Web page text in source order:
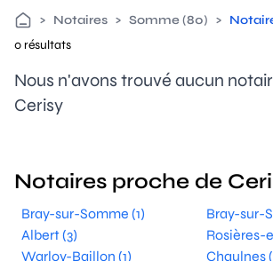
> Notaires > Somme (80) >
0 résultats
Nous n'avons trouvé aucun
Cerisy
Notaires proche de
Bray-sur-Somme (1)
Bray-sur-
Albert (3)
Rosières-
Warloy-Baillon (1)
Chaulnes